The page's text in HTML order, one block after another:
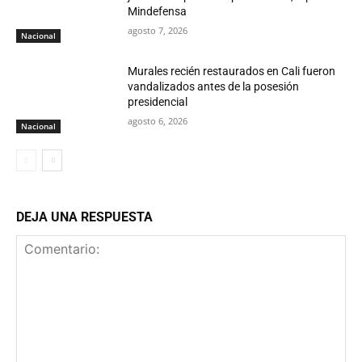
Nacional
Mindefensa
agosto 7, 2026
Nacional
Murales recién restaurados en Cali fueron
vandalizados antes de la posesión
presidencial
agosto 6, 2026
DEJA UNA RESPUESTA